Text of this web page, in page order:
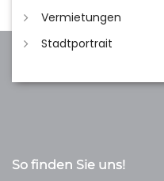
Vermietungen
Stadtportrait
So finden Sie uns!